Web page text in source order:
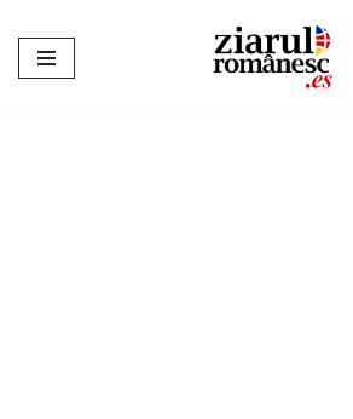
Sari